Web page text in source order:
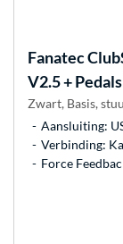
Fanatec
V2.5 +
Zwart, Basis,
Aansluiting:
Verbinding:
Force